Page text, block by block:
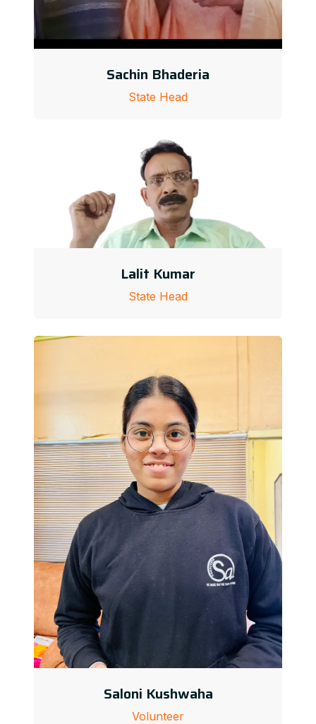
Sachin Bhaderia
State Head
Lalit Kumar
State Head
Saloni Kushwaha
Volunteer